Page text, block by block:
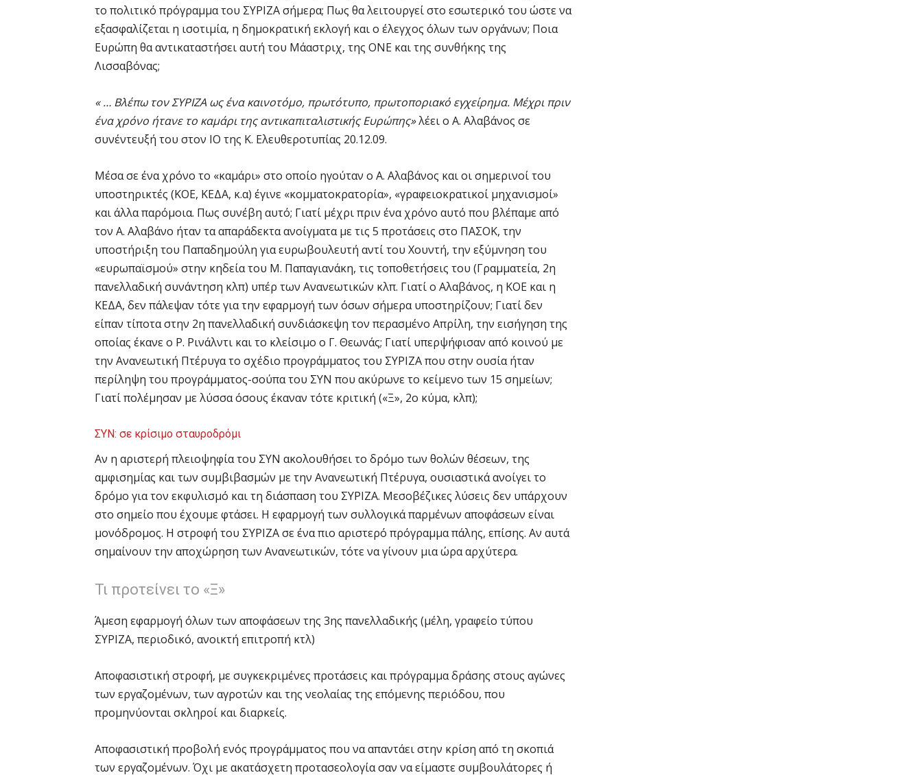
το πολιτικό πρόγραμμα του ΣΥΡΙΖΑ σήμερα; Πως θα λειτουργεί στο εσωτερικό του ώστε να
εξασφαλίζεται η ισοτιμία, η δημοκρατική εκλογή και ο έλεγχος όλων των οργάνων; Ποια
Ευρώπη θα αντικαταστήσει αυτή του Μάαστριχ, της ΟΝΕ και της συνθήκης της
Λισσαβόνας;
« … Βλέπω τον ΣΥΡΙΖΑ ως ένα καινοτόμο, πρωτότυπο, πρωτοποριακό εγχείρημα. Μέχρι πριν
ένα χρόνο ήτανε το καμάρι της αντικαπιταλιστικής Ευρώπης»λέει ο Α. Αλαβάνος σε
συνέντευξή του στον ΙΟ της Κ. Ελευθεροτυπίας 20.12.09.
Μέσα σε ένα χρόνο το «καμάρι» στο οποίο ηγούταν ο Α. Αλαβάνος και οι σημερινοί του
υποστηρικτές (ΚΟΕ, ΚΕΔΑ, κ.α) έγινε «κομματοκρατορία», «γραφειοκρατικοί μηχανισμοί»
και άλλα παρόμοια. Πως συνέβη αυτό; Γιατί μέχρι πριν ένα χρόνο αυτό που βλέπαμε από
τον Α. Αλαβάνο ήταν τα απαράδεκτα ανοίγματα με τις 5 προτάσεις στο ΠΑΣΟΚ, την
υποστήριξη του Παπαδημούλη για ευρωβουλευτή αντί του Χουντή, την εξύμνηση του
«ευρωπαϊσμού» στην κηδεία του Μ. Παπαγιανάκη, τις τοποθετήσεις του (Γραμματεία, 2η
πανελλαδική συνάντηση κλπ) υπέρ των Ανανεωτικών κλπ. Γιατί ο Αλαβάνος, η ΚΟΕ και η
ΚΕΔΑ, δεν πάλεψαν τότε για την εφαρμογή των όσων σήμερα υποστηρίζουν; Γιατί δεν
είπαν τίποτα στην 2η πανελλαδική συνδιάσκεψη τον περασμένο Απρίλη, την εισήγηση της
οποίας έκανε ο Ρ. Ρινάλντι και το κλείσιμο ο Γ. Θεωνάς; Γιατί υπερψήφισαν από κοινού με
την Ανανεωτική Πτέρυγα το σχέδιο προγράμματος του ΣΥΡΙΖΑ που στην ουσία ήταν
περίληψη του προγράμματος-σούπα του ΣΥΝ που ακύρωνε το κείμενο των 15 σημείων;
Γιατί πολέμησαν με λύσσα όσους έκαναν τότε κριτική («Ξ», 2ο κύμα, κλπ);
ΣΥΝ: σε κρίσιμο σταυροδρόμι
Αν η αριστερή πλειοψηφία του ΣΥΝ ακολουθήσει το δρόμο των θολών θέσεων, της
αμφισημίας και των συμβιβασμών με την Ανανεωτική Πτέρυγα, ουσιαστικά ανοίγει το
δρόμο για τον εκφυλισμό και τη διάσπαση του ΣΥΡΙΖΑ. Μεσοβέζικες λύσεις δεν υπάρχουν
στο σημείο που έχουμε φτάσει. Η εφαρμογή των συλλογικά παρμένων αποφάσεων είναι
μονόδρομος. Η στροφή του ΣΥΡΙΖΑ σε ένα πιο αριστερό πρόγραμμα πάλης, επίσης. Αν αυτά
σημαίνουν την αποχώρηση των Ανανεωτικών, τότε να γίνουν μια ώρα αρχύτερα.
Τι προτείνει το «Ξ»
Άμεση εφαρμογή όλων των αποφάσεων της 3ης πανελλαδικής (μέλη, γραφείο τύπου
ΣΥΡΙΖΑ, περιοδικό, ανοικτή επιτροπή κτλ)
Αποφασιστική στροφή, με συγκεκριμένες προτάσεις και πρόγραμμα δράσης στους αγώνες
των εργαζομένων, των αγροτών και της νεολαίας της επόμενης περιόδου, που
προμηνύονται σκληροί και διαρκείς.
Αποφασιστική προβολή ενός προγράμματος που να απαντάει στην κρίση από τη σκοπιά
των εργαζομένων. Όχι με ακατάσχετη προτασεολογία σαν να είμαστε συμβουλάτορες ή